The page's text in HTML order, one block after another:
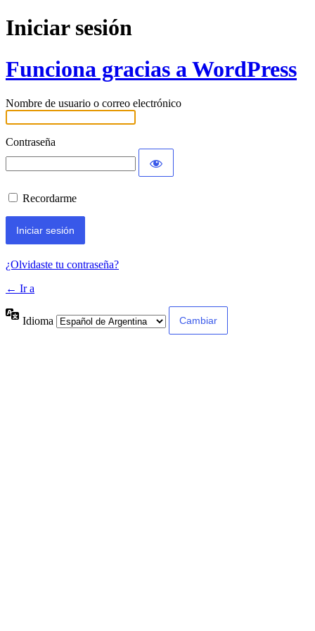
Iniciar sesión
Funciona gracias a WordPress
Nombre de usuario o correo electrónico
Contraseña
Recordarme
¿Olvidaste tu contraseña?
← Ir a
Idioma